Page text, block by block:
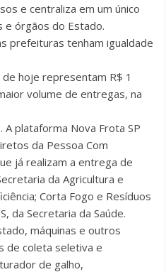
e centraliza em um único
e órgãos do Estado.
prefeituras tenham igualdade
hoje representam R$ 1
volume de entregas, na
plataforma Nova Frota SP
da Pessoa Com
já realizam a entrega de
da Agricultura e
Corta Fogo e Resíduos
da Secretaria da Saúde.
máquinas e outros
de coleta seletiva e
de galho,